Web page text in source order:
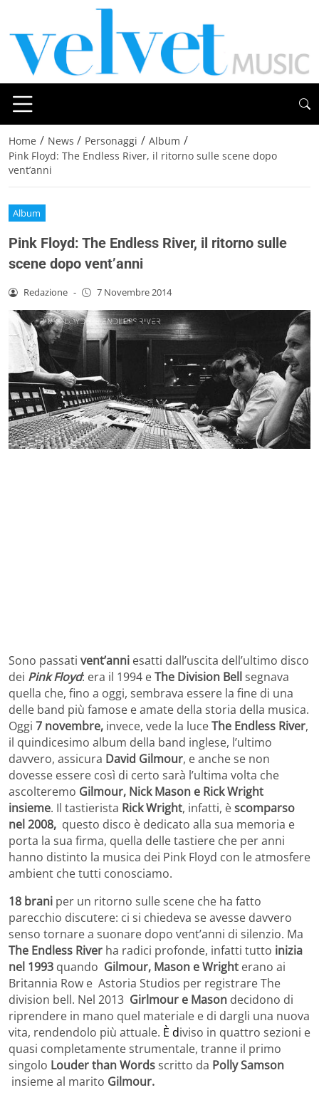
Home / News / Personaggi / Album /
Pink Floyd: The Endless River, il ritorno sulle scene dopo
vent’anni
Album
Pink Floyd: The Endless River, il ritorno sulle
scene dopo vent’anni
Redazione - 7 Novembre 2014
Sono passati vent’anni esatti dall’uscita dell’ultimo disco
dei Pink Floyd: era il 1994 eThe Division Bellsegnava
quella che, fino a oggi, sembrava essere la fine di una
delle band più famose e amate della storia della musica.
Oggi 7 novembre, invece, vede la luceThe Endless River,
il quindicesimo album della band inglese, l’ultimo
davvero, assicura David Gilmour, e anche se non
dovesse essere così di certo sarà l’ultima volta che
ascolteremo Gilmour, Nick Mason e Rick Wright
insieme. Il tastierista Rick Wright, infatti, èscomparso
nel 2008, questo disco è dedicato alla sua memoria e
porta la sua firma, quella delle tastiere che per anni
hanno distinto la musica dei Pink Floyd con le atmosfere
ambient che tutti conosciamo.
18 brani per un ritorno sulle scene che ha fatto
parecchio discutere: ci si chiedeva se avesse davvero
senso tornare a suonare dopo vent’anni di silenzio. Ma
The Endless River ha radici profonde, infatti tutto inizia
nel 1993 quando Gilmour, Mason e Wright erano ai
Britannia Row e Astoria Studios per registrare The
division bell. Nel 2013 Girlmour e Mason decidono di
riprendere in mano quel materiale e di dargli una nuova
vita, rendendolo più attuale. È diviso in quattro sezioni e
quasi completamente strumentale, tranne il primo
singolo Louder than Wordsscritto da Polly Samson
insieme al marito Gilmour.